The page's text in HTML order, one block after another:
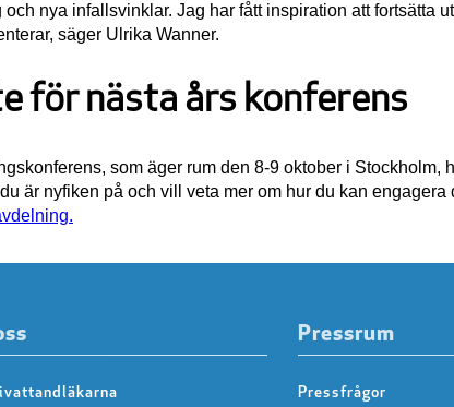
och nya infallsvinklar. Jag har fått inspiration att fortsätta
säger Ulrika Wanner.
för nästa års konferens
som äger rum den 8-9 oktober i Stockholm,
är nyfiken på och vill veta mer om hur du kan
Pressrum
Pressfrågor